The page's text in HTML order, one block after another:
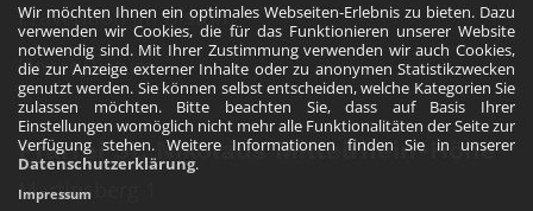
Wir möchten Ihnen ein optimales Webseiten-Erlebnis zu bieten. Dazu
verwenden wir Cookies, die für das Funktionieren unserer Website
notwendig sind. Mit Ihrer Zustimmung verwenden wir auch Cookies,
die zur Anzeige externer Inhalte oder zu anonymen Statistikzwecken
genutzt werden. Sie können selbst entscheiden, welche Kategorien Sie
zulassen möchten. Bitte beachten Sie, dass auf Basis Ihrer
Einstellungen womöglich nicht mehr alle Funktionalitäten der Seite zur
Verfügung stehen. Weitere Informationen finden Sie in unserer
Datenschutzerklärung.
Impressum
Prävention im Bistum
Unser Bistum
Pfarrei St. Nikolaus Mittelrhein-Höhe
Martinsberg 1